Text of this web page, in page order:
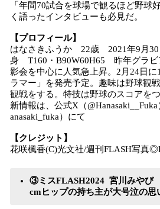
「年間70試合を球場で観るほど野球
く語ったインタビューも必見だ。
【プロフィール】
はなさきふうか 22歳 2021年9月
身 T160・B90W60H65 昨年グラビ
影会を中心に人気急上昇。2月24日
ラマー」を発売予定。趣味は野球観
観戦をする。特技は野球のスコアを
新情報は、公式X（
anasaki_fuka）にて
【クレジット】
花咲楓香(C)光文社/週刊FLASH写真
③ミスFLASH2024 宮川みやび
cmヒップの持ち主が大号泣の思